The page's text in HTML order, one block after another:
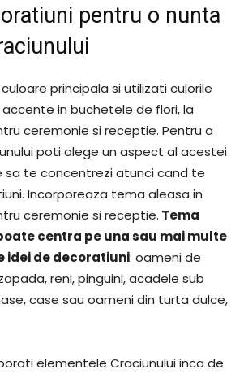
pentru o nunta
principala si utilizati culorile
in buchetele de flori, la
ceremonie si receptie. Pentru a
poti alege un aspect al acestei
sa te concentrezi atunci cand te
Incorporeaza tema aleasa in
ceremonie si receptie. Tema
centra pe una sau mai multe
idei de decoratiuni: oameni de
reni, pinguini, acadele sub
case sau oameni din turta dulce,
elementele Craciunului inca de